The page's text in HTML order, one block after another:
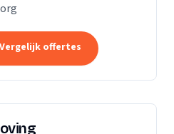
Vergelijk offertes